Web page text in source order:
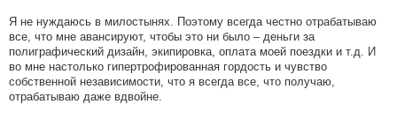
Я не нуждаюсь в милостынях. Поэтому всегда честно отрабатываю
все, что мне авансируют, чтобы это ни было – деньги за
полиграфический дизайн, экипировка, оплата моей поездки и т.д. И
во мне настолько гипертрофированная гордость и чувство
собственной независимости, что я всегда все, что получаю,
отрабатываю даже вдвойне.